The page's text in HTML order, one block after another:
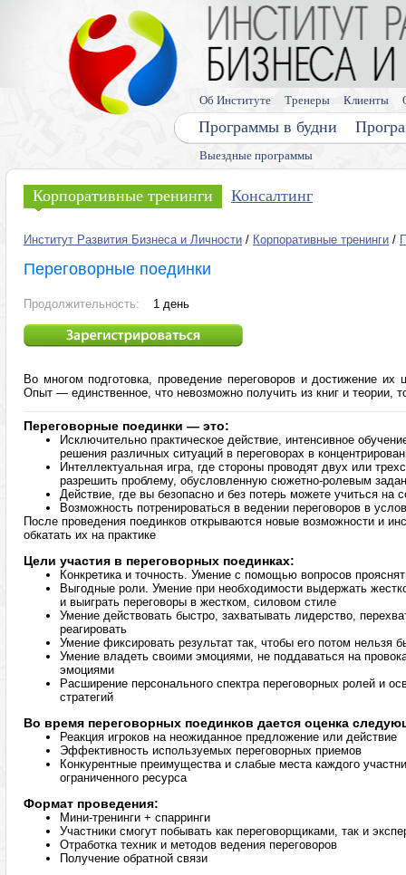
Выездные программы
Программы в будни
Об Институте Тренеры Клиенты
Корпоративные тренинги Консалтинг
Институт Развития Бизнеса и Личности / Корпоративные тренинги /
Переговорные поединки
Продолжительность: 1 день
Во многом подготовка, проведение переговоров и достижение их
Опыт — единственное, что невозможно получить из книг и теории,
Переговорные поединки — это:
Исключительно практическое действие, интенсивное
решения различных ситуаций в переговорах в
Интеллектуальная игра, где стороны проводят двух или
разрешить проблему, обусловленную сюжетно-ролевым
Действие, где вы безопасно и без потерь можете учиться на
Возможность потренироваться в ведении переговоров в
После проведения поединков открываются новые возможности и
обкатать их на практике
Цели участия в переговорных поединках:
Конкретика и точность. Умение с помощью вопросов
Выгодные роли. Умение при необходимости выдержать
и выиграть переговоры в жестком, силовом стиле
Умение действовать быстро, захватывать лидерство,
реагировать
Умение фиксировать результат так, чтобы его потом нельзя
Умение владеть своими эмоциями, не поддаваться на
эмоциями
Расширение персонального спектра переговорных ролей и
стратегий
Во время переговорных поединков дается оценка
Реакция игроков на неожиданное предложение или действие
Эффективность используемых переговорных приемов
Конкурентные преимущества и слабые места каждого
ограниченного ресурса
Формат проведения:
Мини-тренинги + спарринги
Участники смогут побывать как переговорщиками, так и
Отработка техник и методов ведения переговоров
Получение обратной связи